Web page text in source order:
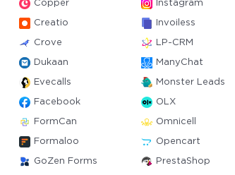
Copper Instagram
Creatio Invoiless
Crove LP-CRM
Dukaan ManyChat
Evecalls Monster Leads
Facebook OLX
FormCan Omnicell
Formaloo Opencart
GoZen Forms PrestaShop